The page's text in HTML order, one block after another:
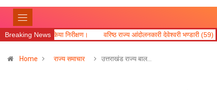
Breaking News
किया निरीक्षण। वरिष्ठ राज्य आंदोलनकारी देवेश्वरी भण्डारी (59) का कल सायं
Home राज्य समाचार उत्तराखंड राज्य बाल…